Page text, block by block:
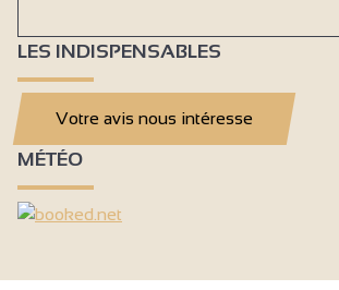
LES INDISPENSABLES
Votre avis nous intéresse
MÉTÉO